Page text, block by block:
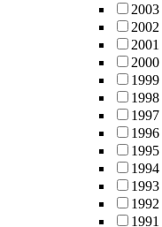
2003
2002
2001
2000
1999
1998
1997
1996
1995
1994
1993
1992
1991